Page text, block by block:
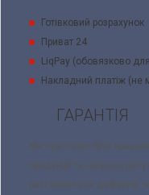
Готівковий розрахунок
Приват 24
LiqPay (обовязково
Накладний платіж (не
ГАРАНТІЯ
Ми прагнемо бути
продукції та цінуємо
разі виявленя дефектів,